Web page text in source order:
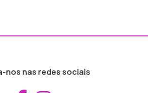
nos nas redes sociais